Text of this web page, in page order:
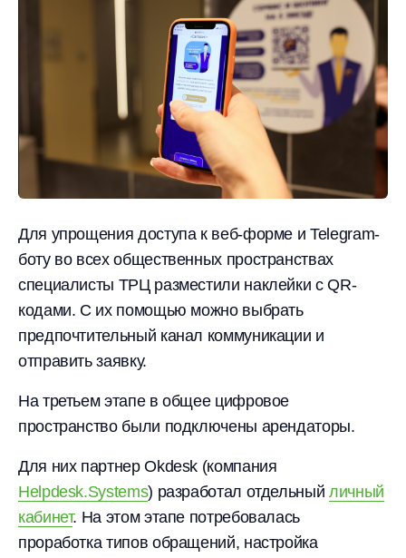
Для упрощения доступа к веб-форме и Telegram-
боту во всех общественных пространствах
специалисты ТРЦ разместили наклейки с QR-
кодами. С их помощью можно выбрать
предпочтительный канал коммуникации и
отправить заявку.
На третьем этапе в общее цифровое
пространство были подключены арендаторы.
Для них партнер Okdesk (компания
Helpdesk.Systems) разработал отдельный личный
кабинет. На этом этапе потребовалась
проработка типов обращений, настройка